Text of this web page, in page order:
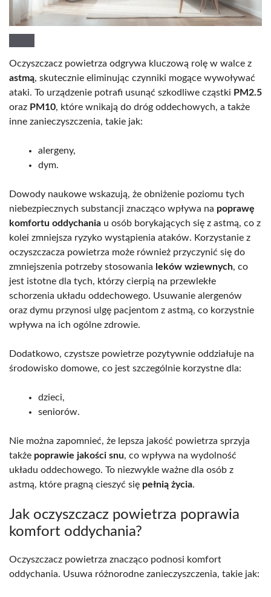
Oczyszczacz powietrza odgrywa kluczową rolę w walce z
astmą, skutecznie eliminując czynniki mogące wywoływać
ataki. To urządzenie potrafi usunąć szkodliwe cząstki PM2.5
oraz PM10, które wnikają do dróg oddechowych, a także
inne zanieczyszczenia, takie jak:
alergeny,
dym.
Dowody naukowe wskazują, że obniżenie poziomu tych
niebezpiecznych substancji znacząco wpływa na poprawę
komfortu oddychania u osób borykających się z astmą, co z
kolei zmniejsza ryzyko wystąpienia ataków. Korzystanie z
oczyszczacza powietrza może również przyczynić się do
zmniejszenia potrzeby stosowania leków wziewnych, co
jest istotne dla tych, którzy cierpią na przewlekłe
schorzenia układu oddechowego. Usuwanie alergenów
oraz dymu przynosi ulgę pacjentom z astmą, co korzystnie
wpływa na ich ogólne zdrowie.
Dodatkowo, czystsze powietrze pozytywnie oddziałuje na
środowisko domowe, co jest szczególnie korzystne dla:
dzieci,
seniorów.
Nie można zapomnieć, że lepsza jakość powietrza sprzyja
także poprawie jakości snu, co wpływa na wydolność
układu oddechowego. To niezwykle ważne dla osób z
astmą, które pragną cieszyć się pełnią życia.
Jak oczyszczacz powietrza poprawia
komfort oddychania?
Oczyszczacz powietrza znacząco podnosi komfort
oddychania. Usuwa różnorodne zanieczyszczenia, takie jak: